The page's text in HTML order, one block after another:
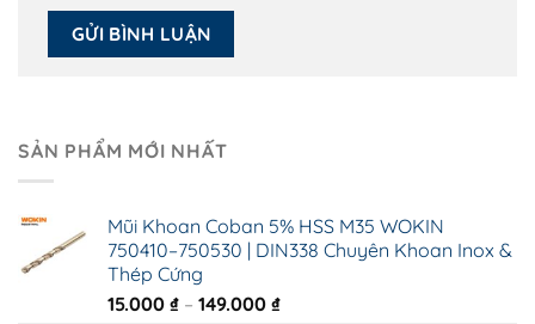
SẢN PHẨM MỚI NHẤT
Mũi Khoan Coban 5% HSS M35 WOKIN
750410–750530 | DIN338 Chuyên Khoan Inox &
Thép Cứng
15.000 ₫ – 149.000 ₫Khoảng